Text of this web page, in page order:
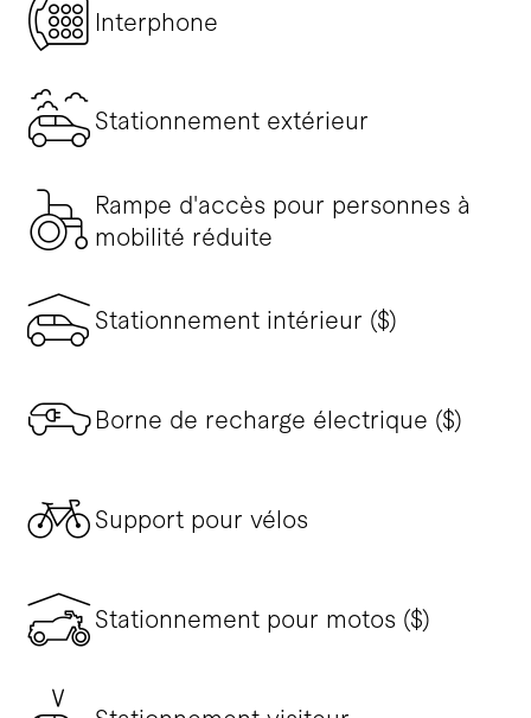
Interphone
Stationnement extérieur
Rampe d'accès pour personnes à
mobilité réduite
Stationnement intérieur ($)
Borne de recharge électrique ($)
Support pour vélos
Stationnement pour motos ($)